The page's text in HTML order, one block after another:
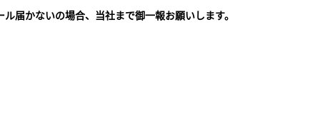
届かないの場合、当社まで御一報お願いします。